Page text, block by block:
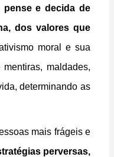
pense e decida de
dos valores que
moral e sua
maldades,
determinando as
mais frágeis e
perversas,